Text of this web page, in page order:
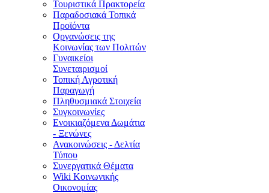
Τουριστικά Πρακτορεία
Παραδοσιακά Τοπικά
Προϊόντα
Οργανώσεις της
Κοινωνίας των Πολιτών
Γυναικείοι
Συνεταιρισμοί
Τοπική Αγροτική
Παραγωγή
Πληθυσμιακά Στοιχεία
Συγκοινωνίες
Ενοικιαζόμενα Δωμάτια
- Ξενώνες
Ανακοινώσεις - Δελτία
Τύπου
Συνεργατικά Θέματα
Wiki Κοινωνικής
Οικονομίας